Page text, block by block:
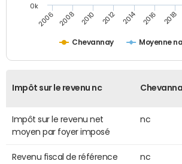
Chevannay Moyenne
2006 2008 2010 2012 2014 2016 2018
0k
Impôt sur le revenu nc
Impôt sur le revenu net
moyen par foyer imposé
nc
Revenu fiscal de référence
nc